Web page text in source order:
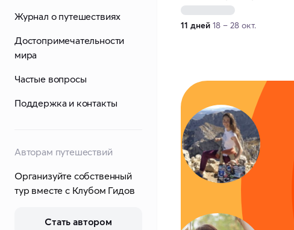
Журнал о путешествиях
Достопримечательности
мира
Частые вопросы
Поддержка и контакты
Авторам путешествий
Организуйте собственный
тур вместе с Клубом Гидов
Стать автором
11 дней 18 – 28 окт.